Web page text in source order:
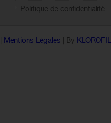
Politique de confidentialité
Mentions Légales | By